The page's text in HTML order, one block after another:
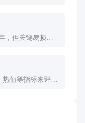
，但关键易损件
热值等指标来评估